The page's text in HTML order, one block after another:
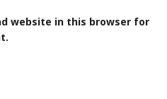
website in this browser for